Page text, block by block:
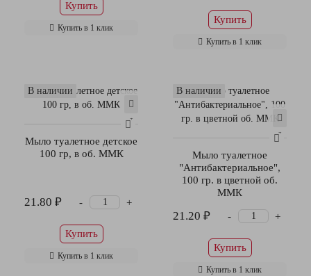
Купить
Купить в 1 клик
Купить
Купить в 1 клик
В наличии
Мыло туалетное детское
100 гр, в об. ММК
21.80 ₽ +
-
Купить
Купить в 1 клик
В наличии
Мыло туалетное
"Антибактериальное",
100 гр. в цветной об.
ММК
21.20 ₽ +
-
Купить
Купить в 1 клик